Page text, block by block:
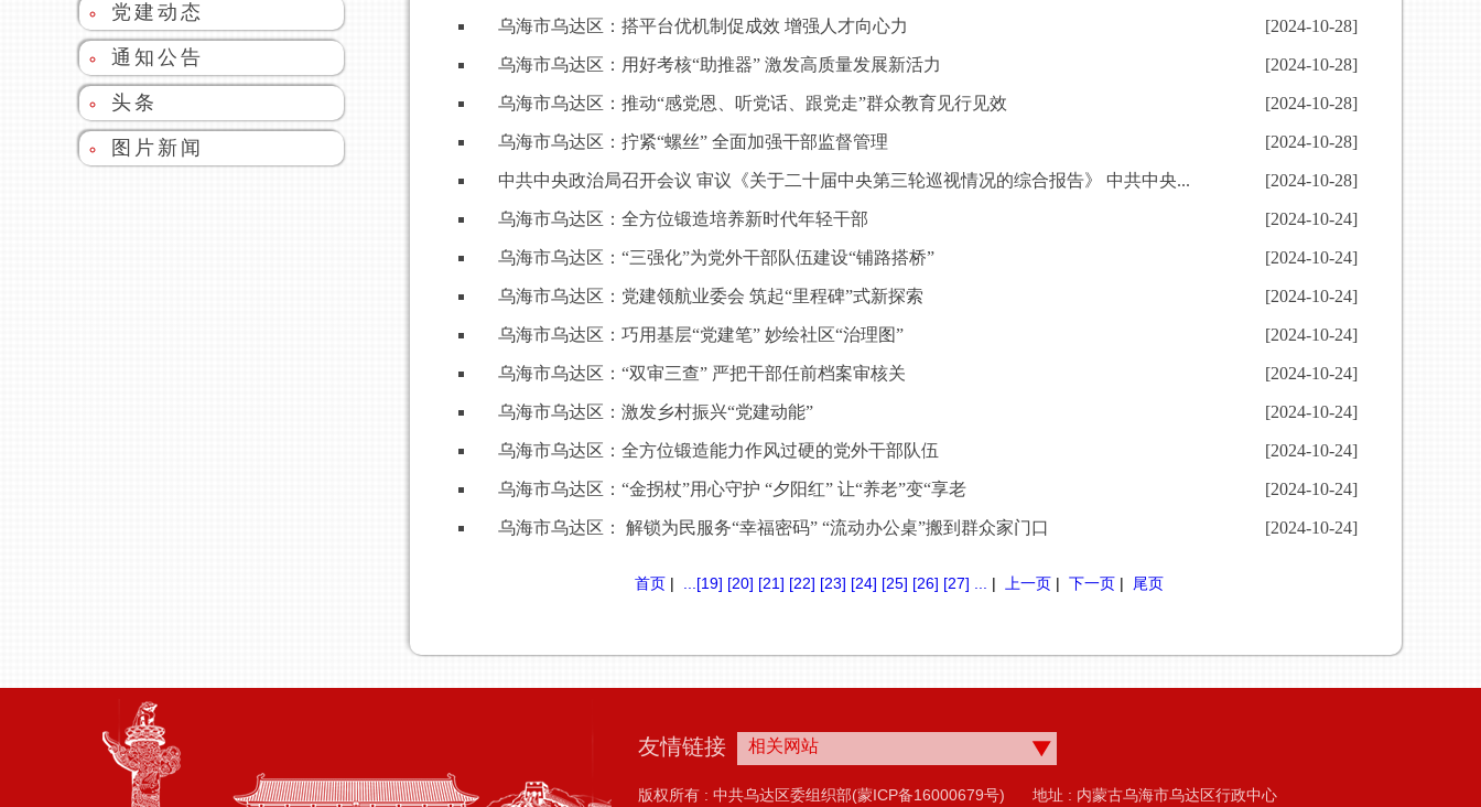
党建动态
通知公告
头条
图片新闻
乌海市乌达区：搭平台优机制促成效 增强人才向心力 [2024-10-28]
乌海市乌达区：用好考核“助推器” 激发高质量发展新活力 [2024-10-28]
乌海市乌达区：推动“感党恩、听党话、跟党走”群众教育见行见效 [2024-10-28]
乌海市乌达区：拧紧“螺丝” 全面加强干部监督管理 [2024-10-28]
中共中央政治局召开会议 审议《关于二十届中央第三轮巡视情况的综合报告》 中共中央... [2024-10-28]
乌海市乌达区：全方位锻造培养新时代年轻干部 [2024-10-24]
乌海市乌达区：“三强化”为党外干部队伍建设“铺路搭桥” [2024-10-24]
乌海市乌达区：党建领航业委会 筑起“里程碑”式新探索 [2024-10-24]
乌海市乌达区：巧用基层“党建笔” 妙绘社区“治理图” [2024-10-24]
乌海市乌达区：“双审三查” 严把干部任前档案审核关 [2024-10-24]
乌海市乌达区：激发乡村振兴“党建动能” [2024-10-24]
乌海市乌达区：全方位锻造能力作风过硬的党外干部队伍 [2024-10-24]
乌海市乌达区：“金拐杖”用心守护 “夕阳红” 让“养老”变“享老 [2024-10-24]
乌海市乌达区： 解锁为民服务“幸福密码” “流动办公桌”搬到群众家门口 [2024-10-24]
首页 | [19] [20] [21] [22] [23] [24] [25] [26] [27] | 上一页 | 下一页 | 尾页
友情链接 相关网站
版权所有 : 中共乌达区委组织部(蒙ICP备16000679号) 地址 : 内蒙古乌海市乌达区行政中心